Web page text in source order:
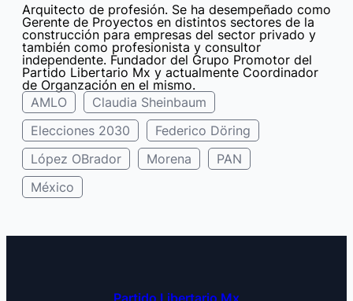
Arquitecto de profesión. Se ha desempeñado como
Gerente de Proyectos en distintos sectores de la
construcción para empresas del sector privado y
también como profesionista y consultor
independente. Fundador del Grupo Promotor del
Partido Libertario Mx y actualmente Coordinador
de Organzación en el mismo.
AMLO
Claudia Sheinbaum
Elecciones 2030
Federico Döring
López OBrador
Morena
PAN
México
Partido Libertario Mx